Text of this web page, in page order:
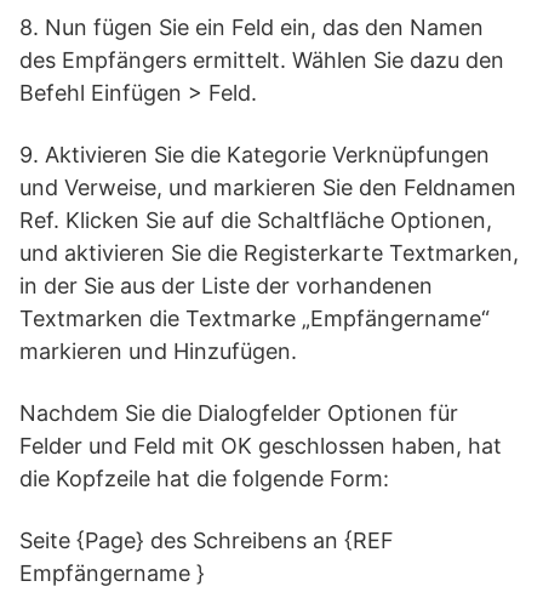
8. Nun fügen Sie ein Feld ein, das den Namen
des Empfängers ermittelt. Wählen Sie dazu den
Befehl Einfügen > Feld.
9. Aktivieren Sie die Kategorie Verknüpfungen
und Verweise, und markieren Sie den Feldnamen
Ref. Klicken Sie auf die Schaltfläche Optionen,
und aktivieren Sie die Registerkarte Textmarken,
in der Sie aus der Liste der vorhandenen
Textmarken die Textmarke „Empfängername“
markieren und Hinzufügen.
Nachdem Sie die Dialogfelder Optionen für
Felder und Feld mit OK geschlossen haben, hat
die Kopfzeile hat die folgende Form:
Seite {Page} des Schreibens an {REF
Empfängername }